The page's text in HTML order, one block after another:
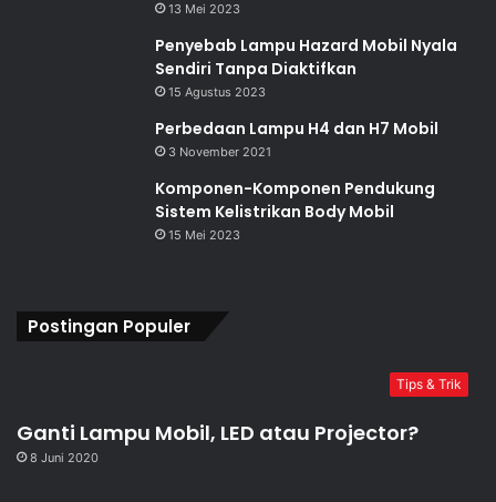
13 Mei 2023
Penyebab Lampu Hazard Mobil Nyala
Sendiri Tanpa Diaktifkan
15 Agustus 2023
Perbedaan Lampu H4 dan H7 Mobil
3 November 2021
Komponen-Komponen Pendukung
Sistem Kelistrikan Body Mobil
15 Mei 2023
Postingan Populer
Tips & Trik
Ganti Lampu Mobil, LED atau Projector?
8 Juni 2020